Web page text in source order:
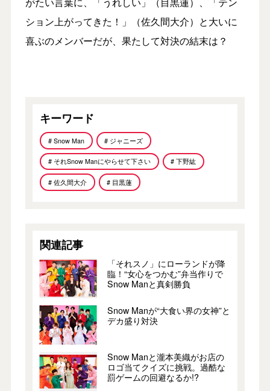
ション上がってきた！」（佐久間大介）と大いに
喜ぶのメンバーだが、果たして対決の結末は？
キーワード
# Snow Man # ジャニーズ
# それSnow Manにやらせて下さい # 下野紘
# 佐久間大介 # 目黒蓮
関連記事
「それスノ」にローランドが降
臨！“女心をつかむ”弁当作りで
Snow Manと真剣勝負
Snow Manが“大食い界の女神”と
デカ盛り対決
Snow Manと瀧本美織がお店の
ロゴ当てクイズに挑戦。過酷な
罰ゲームの回避なるか!?